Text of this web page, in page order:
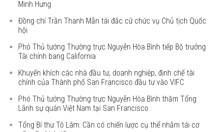
Minh Hưng
Đồng chí Trần Thanh Mẫn tái đắc cử chức vụ Chủ tịch Quốc
hội
Phó Thủ tướng Thường trực Nguyễn Hòa Bình tiếp Bộ trưởng
Tài chính bang California
Khuyến khích các nhà đầu tư, doanh nghiệp, định chế tài
chính của Thành phố San Francisco đầu tư vào VIFC
Phó Thủ tướng Thường trực Nguyễn Hòa Bình thăm Tổng
Lãnh sự quán Việt Nam tại San Francisco
Tổng Bí thư Tô Lâm: Cần có chiến lược cụ thể nhằm tái cơ